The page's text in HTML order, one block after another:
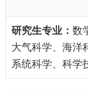
数
大气科学、海洋
系统科学、科学